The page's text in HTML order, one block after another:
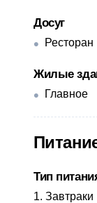
Досуг
Ресторан
Жилые
Главное
Тип
Завтраки